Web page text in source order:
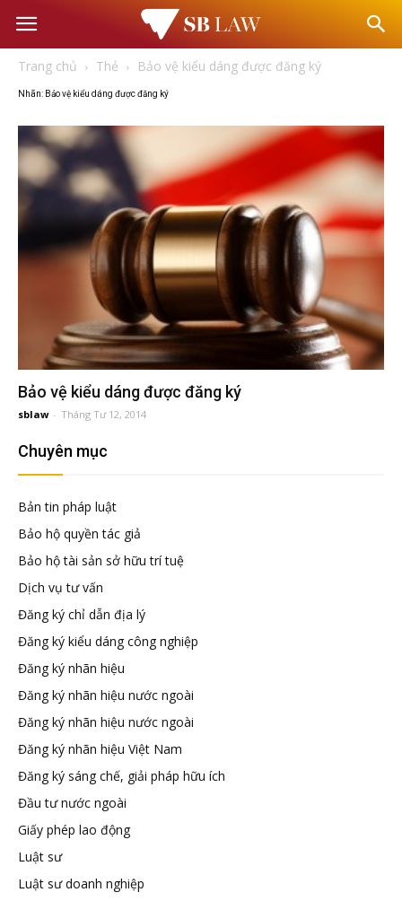
Văn
đầu
Đại
diện
hữu
tuệ
Trang chủ Thẻ Bảo vệ kiểu dáng được đăng ký
Nhãn: Bảo vệ kiểu dáng được đăng ký
Bảo vệ kiểu dáng được đăng ký
sblaw - Tháng Tư 12, 2014
Chuyên mục
Bản tin pháp luật
Bảo hộ quyền tác giả
Bảo hộ tài sản sở hữu trí tuệ
Dịch vụ tư vấn
Đăng ký chỉ dẫn địa lý
Đăng ký kiểu dáng công nghiệp
Đăng ký nhãn hiệu
Đăng ký nhãn hiệu nước ngoài
Đăng ký nhãn hiệu nước ngoài
Đăng ký nhãn hiệu Việt Nam
Đăng ký sáng chế, giải pháp hữu ích
Đầu tư nước ngoài
Giấy phép lao động
Luật sư
Luật sư doanh nghiệp